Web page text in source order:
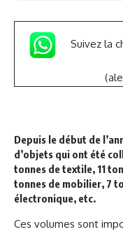
Suivez la
Depuis le début de
d’objets qui ont été
tonnes de textile, 11
tonnes de mobilier, 7
électronique, etc.
Ces volumes sont